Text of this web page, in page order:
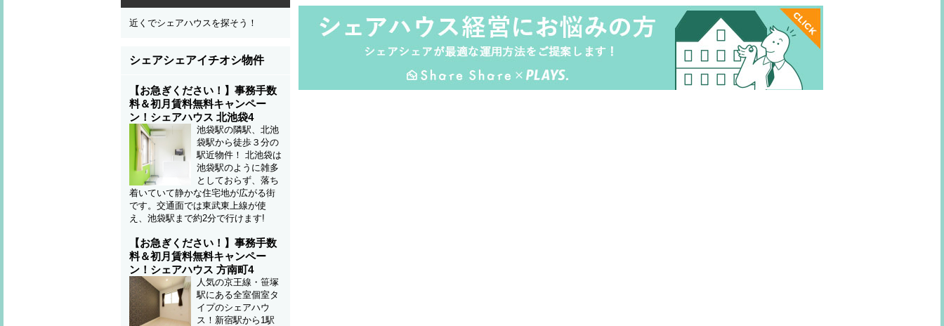
近くでシェアハウスを探そう！
シェアシェアイチオシ物件
【お急ぎください！】事務手数
料＆初月賃料無料キャンペー
ン！シェアハウス 北池袋4
池袋駅の隣駅、北池
袋駅から徒歩３分の
駅近物件！ 北池袋は
池袋駅のように雑多
としておらず、落ち
着いていて静かな住宅地が広がる街
です。交通面では東武東上線が使
え、池袋駅まで約2分で行けます!
【お急ぎください！】事務手数
料＆初月賃料無料キャンペー
ン！シェアハウス 方南町4
人気の京王線・笹塚
駅にある全室個室タ
イプのシェアハウ
ス！新宿駅から1駅